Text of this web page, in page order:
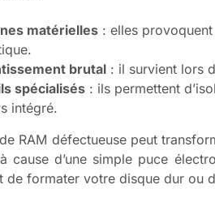
matérielles : elles
brutal : il survient lors
spécialisés : ils permettent
intégré.
RAM défectueuse peut
cause d’une simple puce
de formater votre disque dur ou